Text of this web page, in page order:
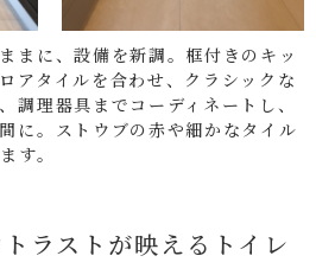
まに、設備を新調。框付きのキッ
アタイルを合わせ、クラシックな
調理器具までコーディネートし、
に。ストウブの赤や細かなタイル
す。
ラストが映えるトイレ